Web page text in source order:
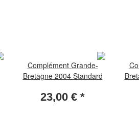
Complément Grande-
Bretagne 2004 Standard
23,00 € *